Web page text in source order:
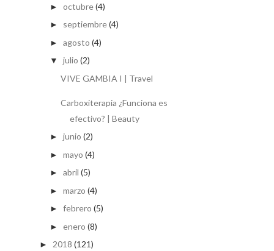
► octubre(4)
► septiembre(4)
► agosto (4)
▼ julio (2)
VIVE GAMBIA I | Travel
Carboxiterapia ¿Funciona es
efectivo? | Beauty
► junio (2)
► mayo (4)
► abril (5)
► marzo (4)
► febrero (5)
► enero (8)
► 2018 (121)